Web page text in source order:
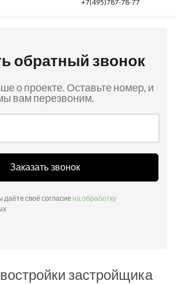
+7(495)787-78-77
обратный звонок
о проекте. Оставьте номер, и
вам перезвоним.
Заказать звонок
даёте своё согласие на обработку
застройщика